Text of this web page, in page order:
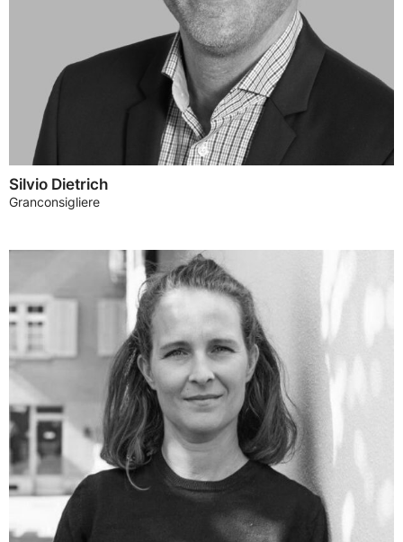
Silvio Dietrich
Granconsigliere